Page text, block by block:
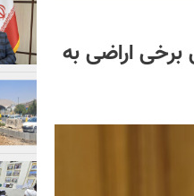
اراضی به